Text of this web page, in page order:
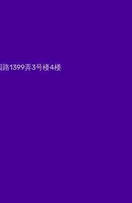
1399弄3号楼4楼